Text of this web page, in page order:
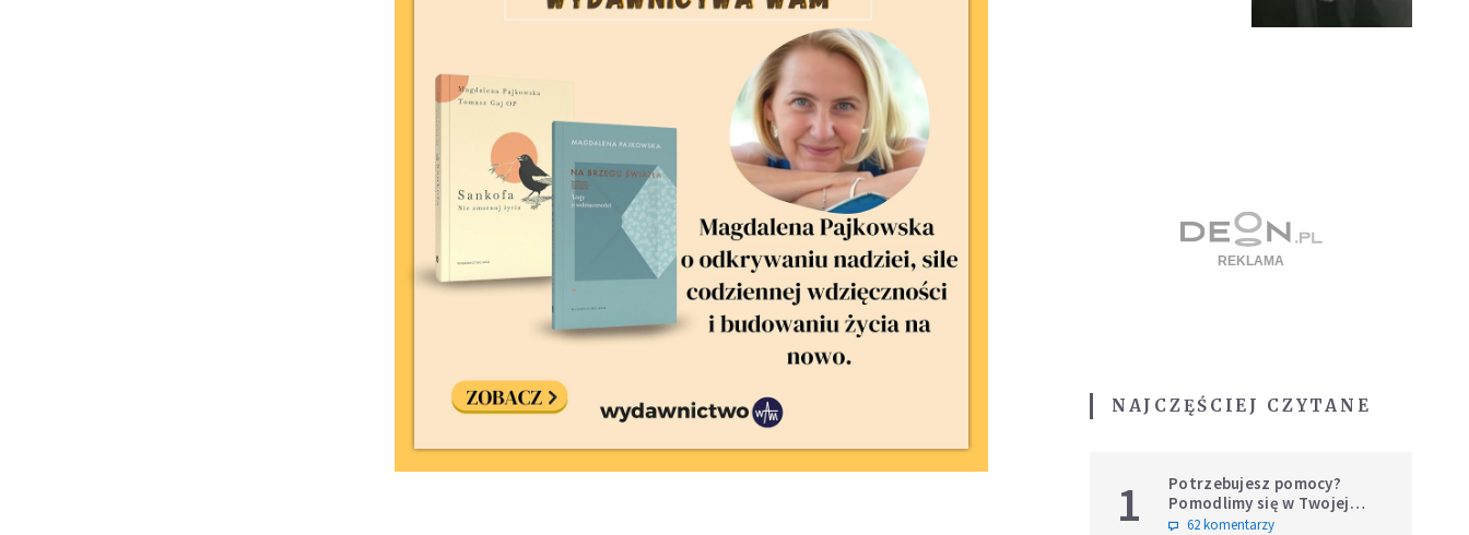
NAJCZĘŚCIEJ CZYTANE
1
Potrzebujesz pomocy?
Pomodlimy się w Twojej
intencji
62 komentarzy